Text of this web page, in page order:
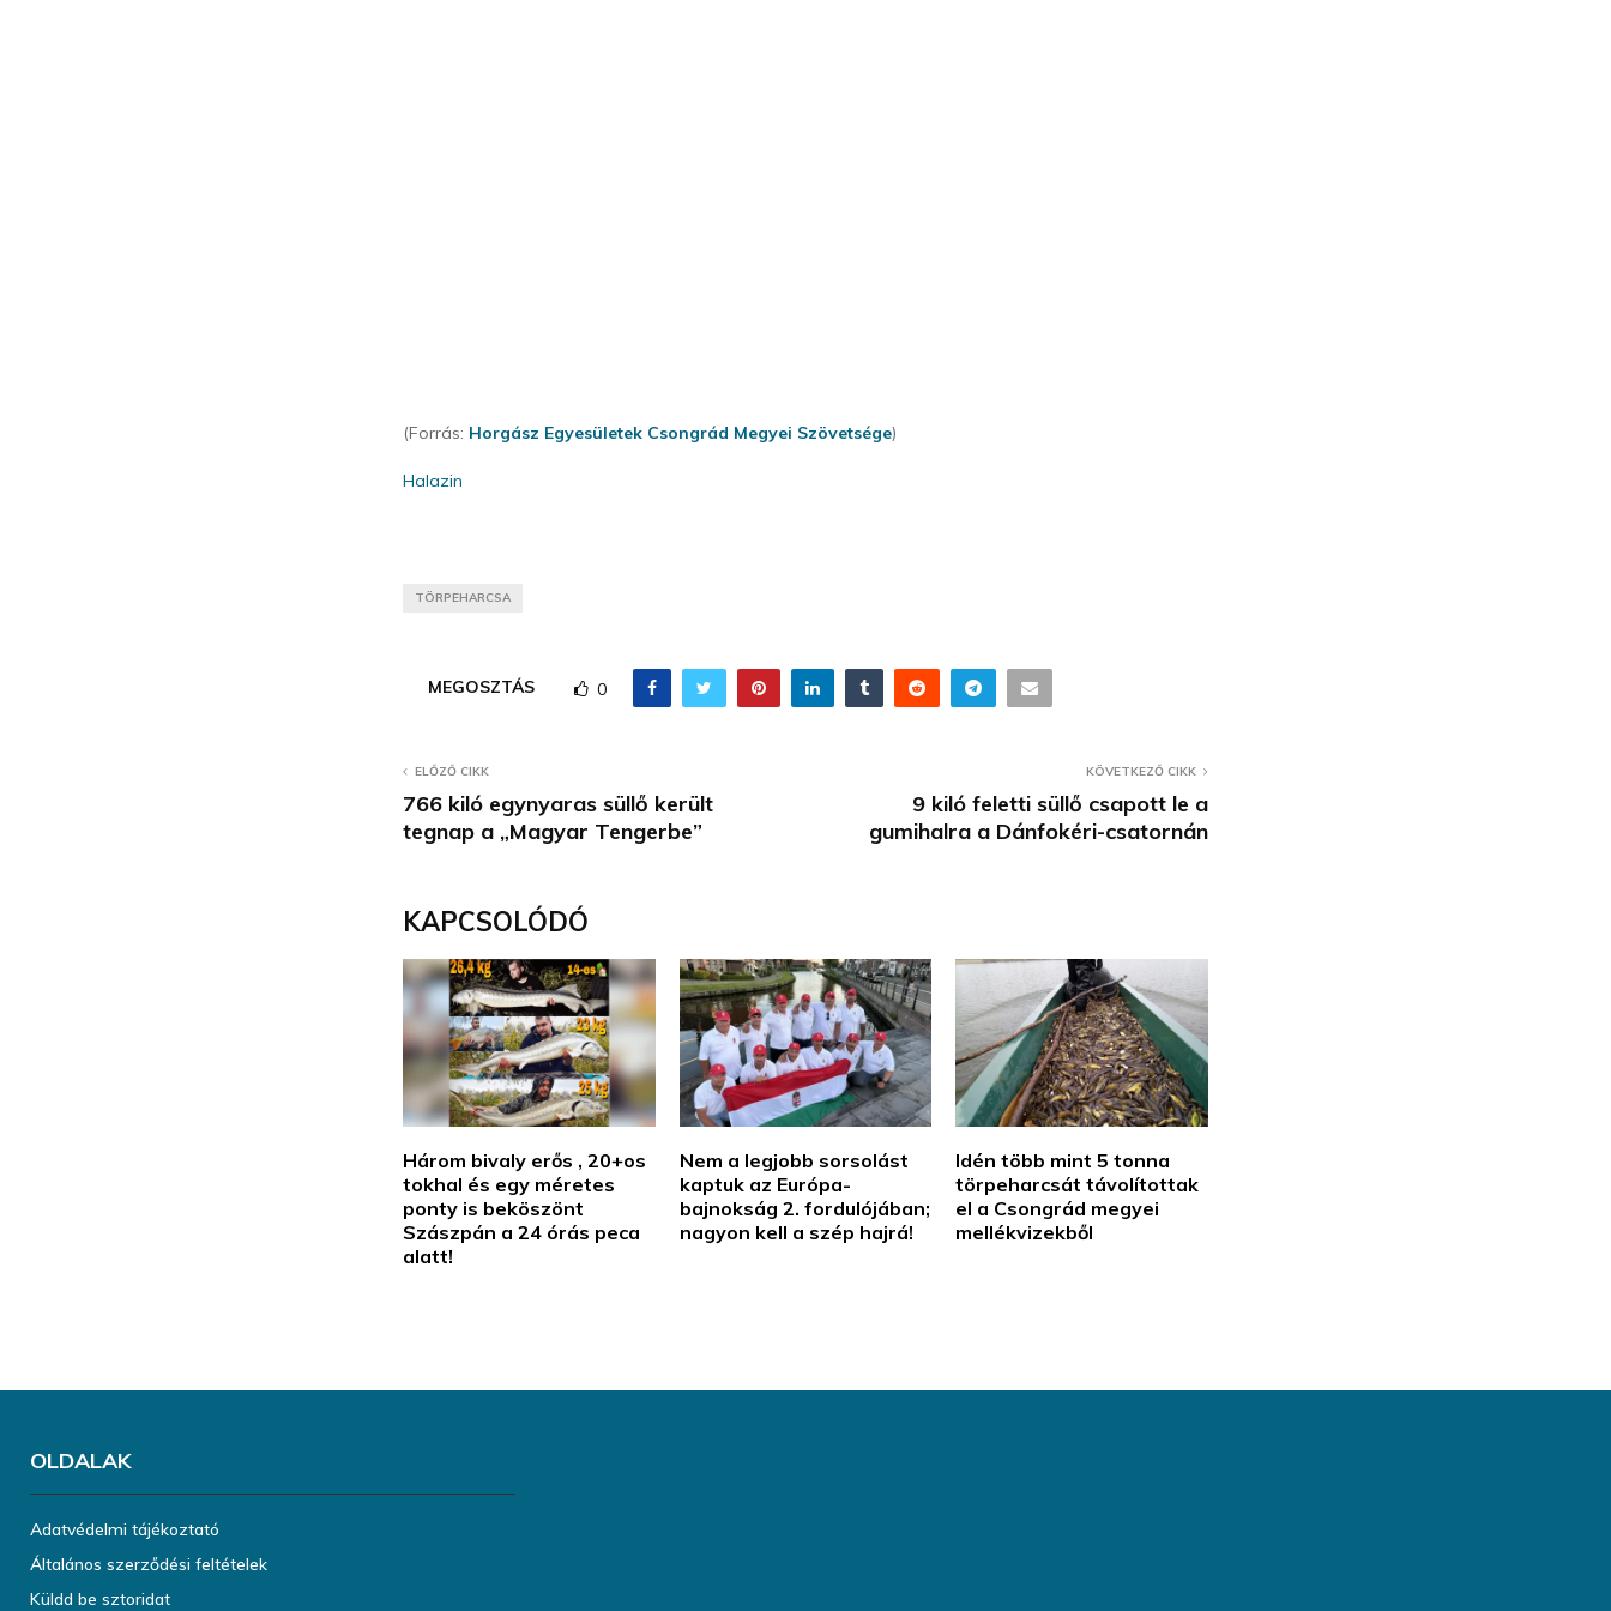
(Forrás: Horgász Egyesületek Csongrád Megyei Szövetsége)
Halazin
TÖRPEHARCSA
MEGOSZTÁS 0
ELŐZŐ CIKK
766 kiló egynyaras süllő került
tegnap a „Magyar Tengerbe”
KÖVETKEZŐ CIKK
9 kiló feletti süllő csapott le a
gumihalra a Dánfokéri-csatornán
KAPCSOLÓDÓ
Három bivaly erős , 20+os
tokhal és egy méretes
ponty is beköszönt
Szászpán a 24 órás peca
alatt!
Nem a legjobb sorsolást
kaptuk az Európa-
bajnokság 2. fordulójában;
nagyon kell a szép hajrá!
Idén több mint 5 tonna
törpeharcsát távolítottak
el a Csongrád megyei
mellékvizekből
OLDALAK
Adatvédelmi tájékoztató
Általános szerződési feltételek
Küldd be sztoridat